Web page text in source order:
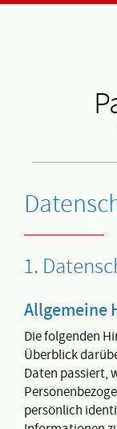
1.
Allgemeine
Die folgenden
Überblick
Daten passiert,
persönlich